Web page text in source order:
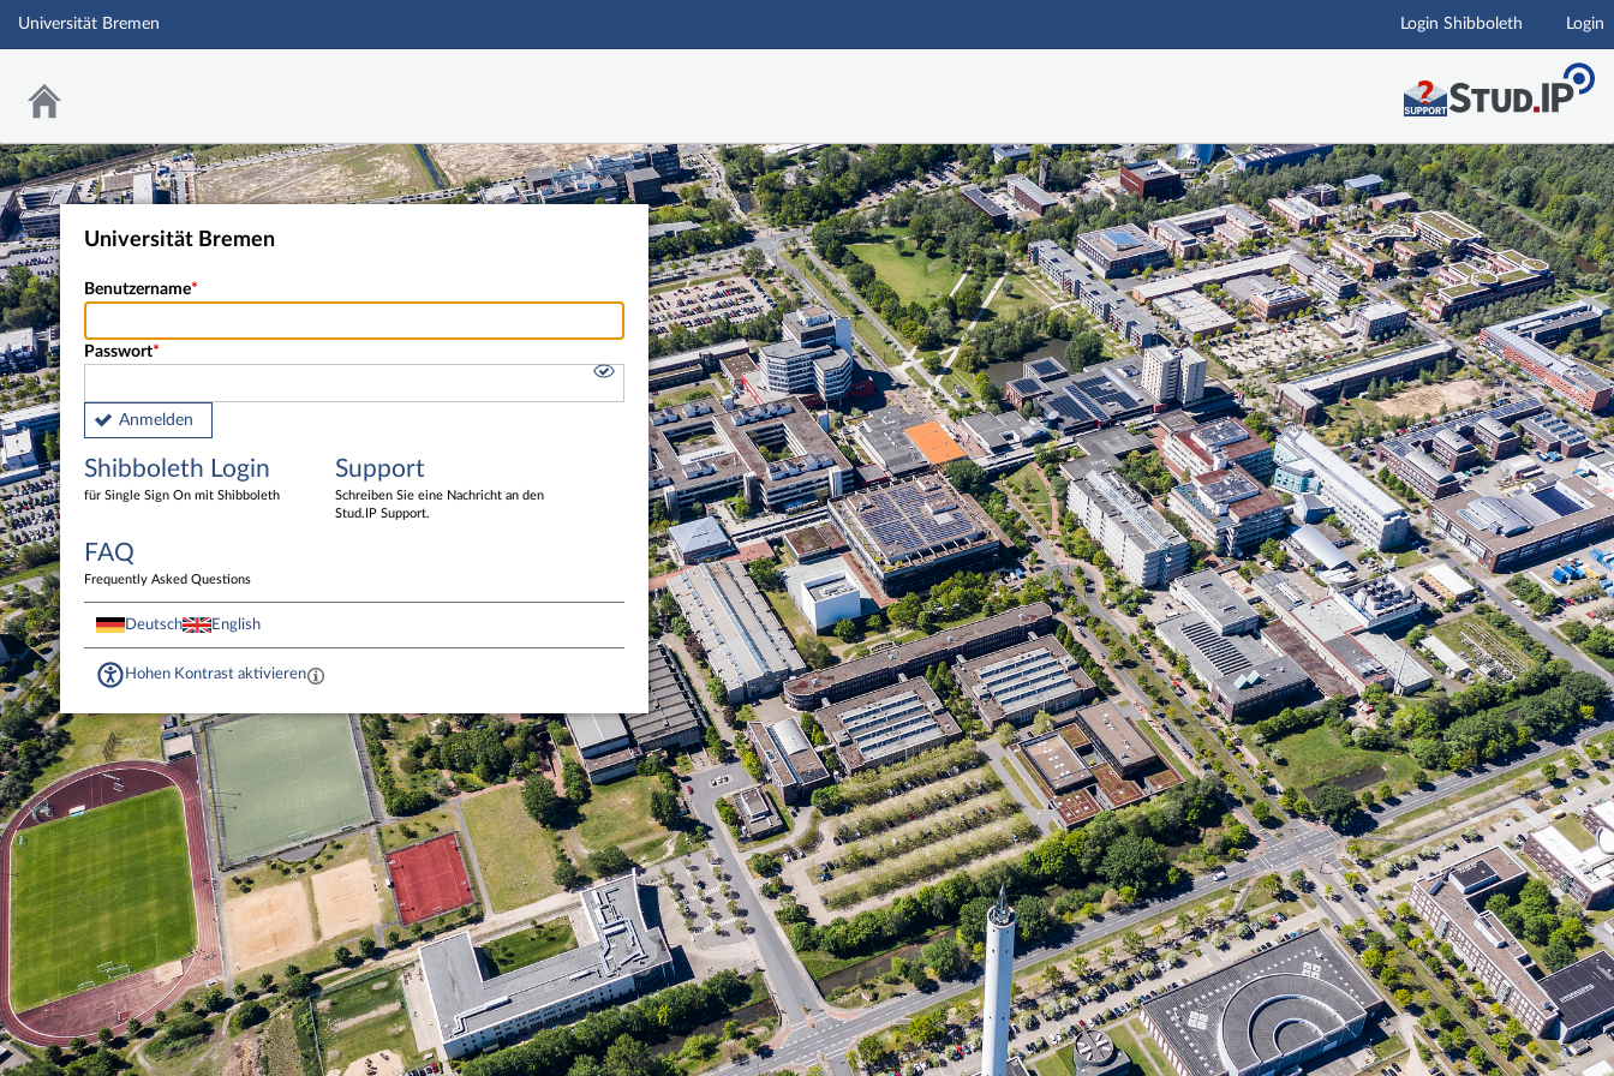
Hauptnavigation
Universität Bremen Login Shibboleth Login
Universität Bremen
Benutzername
Passwort
Anmelden
Shibboleth Login
für Single Sign On mit Shibboleth
Support
Schreiben Sie eine Nachricht an den
Stud.IP Support.
FAQ
Frequently Asked Questions
Deutsch English
Hohen Kontrast aktivieren